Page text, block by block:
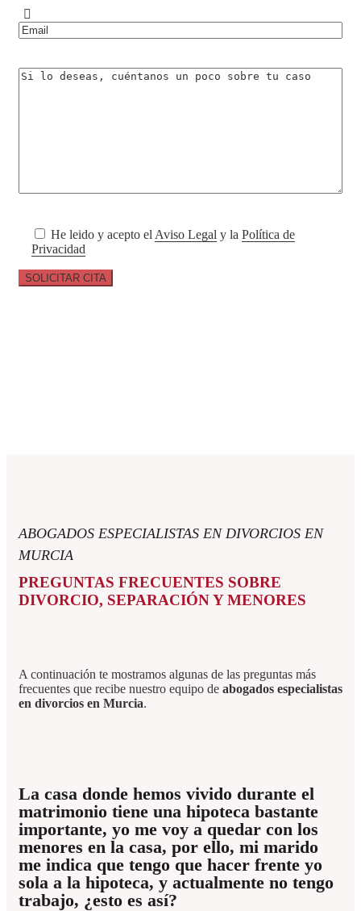
He leido y acepto el Aviso Legal y la Política de
Privacidad
ABOGADOS ESPECIALISTAS EN DIVORCIOS EN
MURCIA
PREGUNTAS FRECUENTES SOBRE
DIVORCIO, SEPARACIÓN Y MENORES
A continuación te mostramos algunas de las preguntas más
frecuentes que recibe nuestro equipo de abogados especialistas
en divorcios en Murcia.
La casa donde hemos vivido durante el
matrimonio tiene una hipoteca bastante
importante, yo me voy a quedar con los
menores en la casa, por ello, mi marido
me indica que tengo que hacer frente yo
sola a la hipoteca, y actualmente no tengo
trabajo, ¿esto es así?